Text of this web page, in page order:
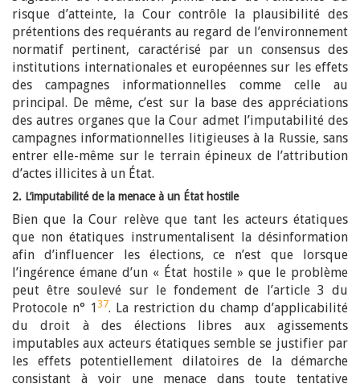
risque d’atteinte, la Cour contrôle la plausibilité des
prétentions des requérants au regard de l’environnement
normatif pertinent, caractérisé par un consensus des
institutions internationales et européennes sur les effets
des campagnes informationnelles comme celle au
principal. De même, c’est sur la base des appréciations
des autres organes que la Cour admet l’imputabilité des
campagnes informationnelles litigieuses à la Russie, sans
entrer elle-même sur le terrain épineux de l’attribution
d’actes illicites à un État.
2. L’imputabilité de la menace à un État hostile
Bien que la Cour relève que tant les acteurs étatiques
que non étatiques instrumentalisent la désinformation
afin d’influencer les élections, ce n’est que lorsque
l’ingérence émane d’un « État hostile » que le problème
peut être soulevé sur le fondement de l’article 3 du
Protocole n° 1 37. La restriction du champ d’applicabilité
du droit à des élections libres aux agissements
imputables aux acteurs étatiques semble se justifier par
les effets potentiellement dilatoires de la démarche
consistant à voir une menace dans toute tentative